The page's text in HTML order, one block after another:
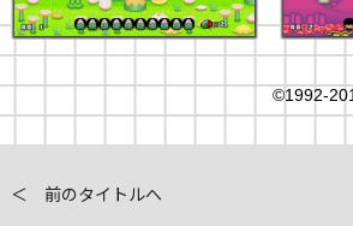
©1992-
＜ 前のタイトルへ